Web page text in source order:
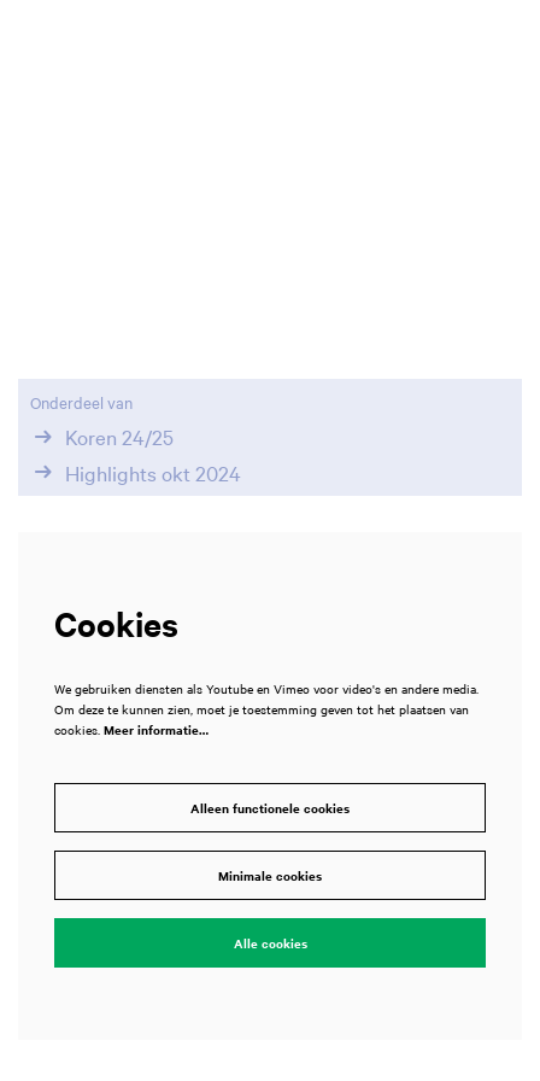
Onderdeel van
Koren 24/25
Highlights okt 2024
Cookies
We gebruiken diensten als Youtube en Vimeo voor video's en andere media.
Om deze te kunnen zien, moet je toestemming geven tot het plaatsen van
cookies. Meer informatie…
Alleen functionele cookies
Minimale cookies
Alle cookies